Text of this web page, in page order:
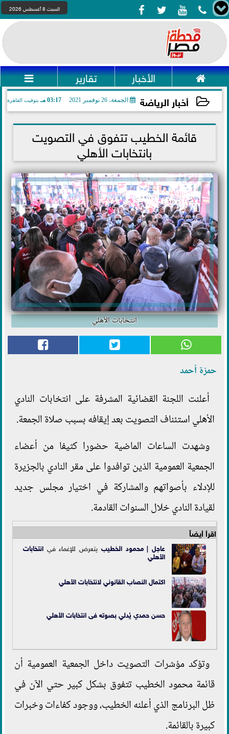
    السبت 8 أغسطس 2026
 الأخبار تقارير 
أخبار الرياضة الجمعة، 26 نوفمبر 2021 03:17 مـ بتوقيت القاهرة
2021-11-26 15:17:30قائمة الخطيب تتفوق في التصويت
بانتخابات الأهلي
انتخابات الأهلي
حمزة أحمد
أعلنت اللجنة القضائية المشرفة على انتخابات النادي
الأهلي استئناف التصويت بعد إيقافه بسبب صلاة الجمعة.
وشهدت الساعات الماضية حضورا كثيفا من أعضاء
الجمعية العمومية الذين توافدوا على مقر النادي بالجزيرة
للإدلاء بأصواتهم والمشاركة في اختيار مجلس جديد
لقيادة النادي خلال السنوات القادمة.
اقرأ أيضاً
عاجل |محمود الخطيب يتعرض للإغماء في انتخابات
الأهلي
اكتمال النصاب القانوني لانتخابات الأهلي
حسن حمدي يُدلي بصوته فى انتخابات الأهلي
وتؤكد مؤشرات التصويت داخل الجمعية العمومية أن
قائمة محمود الخطيب تتفوق بشكل كبير حتي الآن في
ظل البرنامج الذي أعلنه الخطيب، ووجود كفاءات وخبرات
كبيرة بالقائمة.